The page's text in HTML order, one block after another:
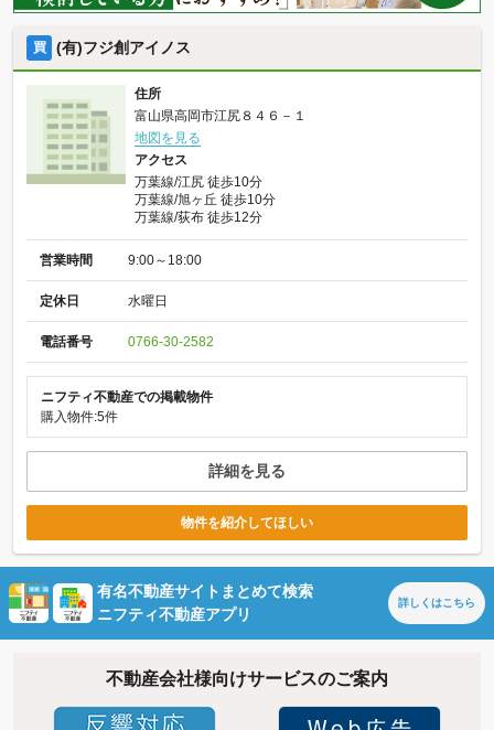
買 (有)フジ創アイノス
住所
富山県高岡市江尻８４６－１
地図を見る
アクセス
万葉線/江尻 徒歩10分
万葉線/旭ヶ丘 徒歩10分
万葉線/荻布 徒歩12分
営業時間 9:00～18:00
定休日 水曜日
電話番号 0766-30-2582
ニフティ不動産での掲載物件
購入物件:5件
詳細を見る
物件を紹介してほしい
有名不動産サイトまとめて検索
ニフティ不動産アプリ
詳しくはこちら
不動産会社様向けサービスのご案内